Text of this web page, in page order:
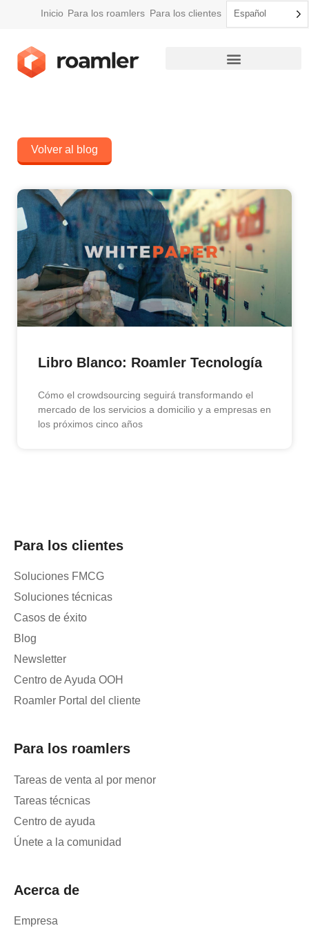
Inicio Para los roamlers Para los clientes Español
Volver al blog
Libro Blanco: Roamler Tecnología
Cómo el crowdsourcing seguirá transformando el
mercado de los servicios a domicilio y a empresas en
los próximos cinco años
Para los clientes
Soluciones FMCG
Soluciones técnicas
Casos de éxito
Blog
Newsletter
Centro de Ayuda OOH
Roamler Portal del cliente
Para los roamlers
Tareas de venta al por menor
Tareas técnicas
Centro de ayuda
Únete a la comunidad
Acerca de
Empresa